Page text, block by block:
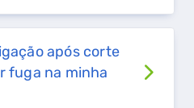
após corte
fuga na minha